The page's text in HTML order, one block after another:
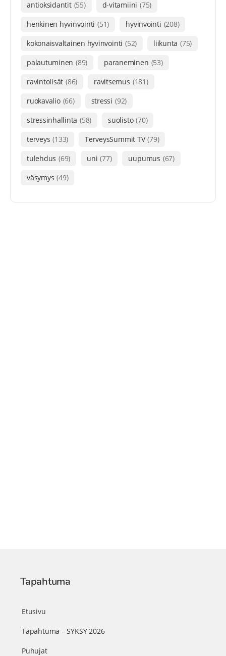
antioksidantit (55) d-vitamiini (75)
henkinen hyvinvointi (51) hyvinvointi (208)
kokonaisvaltainen hyvinvointi (52) liikunta (75)
palautuminen (89) paraneminen (53)
ravintolisät (86) ravitsemus (181)
ruokavalio (66) stressi (92)
stressinhallinta (58) suolisto (70)
terveys (133) TerveysSummit TV (79)
tulehdus (69) uni (77) uupumus (67)
väsymys (49)
Tapahtuma
Etusivu
Tapahtuma – SYKSY 2026
Puhujat